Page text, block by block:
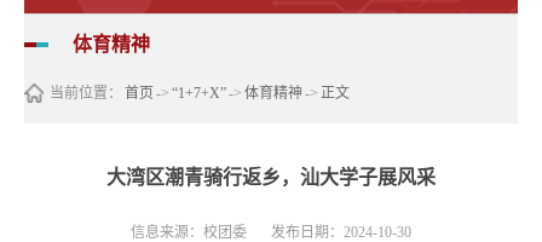
体育精神
当前位置： 首页 -> “1+7+X”-> 体育精神 -> 正文
大湾区潮青骑行返乡，汕大学子展风采
信息来源：校团委 发布日期：2024-10-30